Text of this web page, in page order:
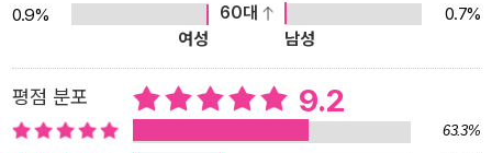
들의 자화상! 학교와 집에서 코너는 설 자리를 잃어버렸다. 이혼 뒤 미
국으로 떠난 아빠는 코빼기도 보이지 않고, 코너는 병에 걸린 엄마를
호하러 온 외할머니의 강압적인 태도는 코너를 옥죈다. 학교에 가도
다를 바 없다. 하나뿐인 친구 릴리가 코너 엄마의 이야기를 학교에 퍼
0.9%
60대
0.7%
여성
남성
평점 분포 9.2
63.3%